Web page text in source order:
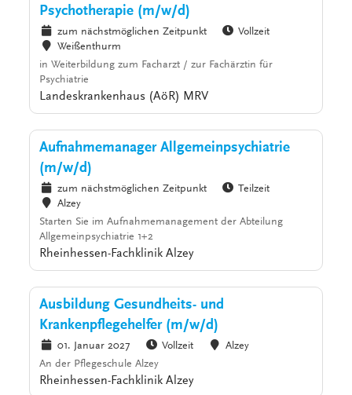
Psychotherapie (m/w/d)
zum nächstmöglichen Zeitpunkt
Vollzeit
Weißenthurm
in Weiterbildung zum Facharzt / zur Fachärztin für
Psychiatrie
Landeskrankenhaus (AöR) MRV
Aufnahmemanager Allgemeinpsychiatrie
(m/w/d)
zum nächstmöglichen Zeitpunkt
Teilzeit
Alzey
Starten Sie im Aufnahmemanagement der Abteilung
Allgemeinpsychiatrie 1+2
Rheinhessen-Fachklinik Alzey
Ausbildung Gesundheits- und
Krankenpflegehelfer (m/w/d)
01. Januar 2027 Vollzeit
Alzey
An der Pflegeschule Alzey
Rheinhessen-Fachklinik Alzey